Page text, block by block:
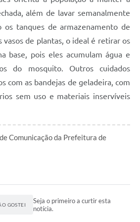
além de lavar semanalmente
os tanques de armazenamento de
vasos de plantas, o ideal é retirar os
base, pois eles acumulam água e
do mosquito. Outros cuidados
com as bandejas de geladeira, com
sem uso e materiais inservíveis
Comunicação da Prefeitura de
GOSTEI
Seja o primeiro a curtir esta
notícia.